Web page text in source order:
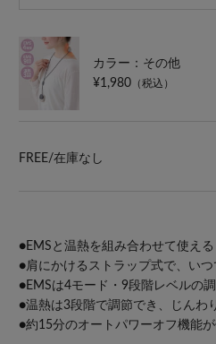
カラー：その他
¥1,980 （税込）
FREE/在庫なし
●EMSと温熱を組み合わせて使え
●肩にかけるストラップ式で、いつ
●EMSは4モード・9段階レベルの
●温熱は3段階で調節でき、じんわ
●約15分のオートパワーオフ機能